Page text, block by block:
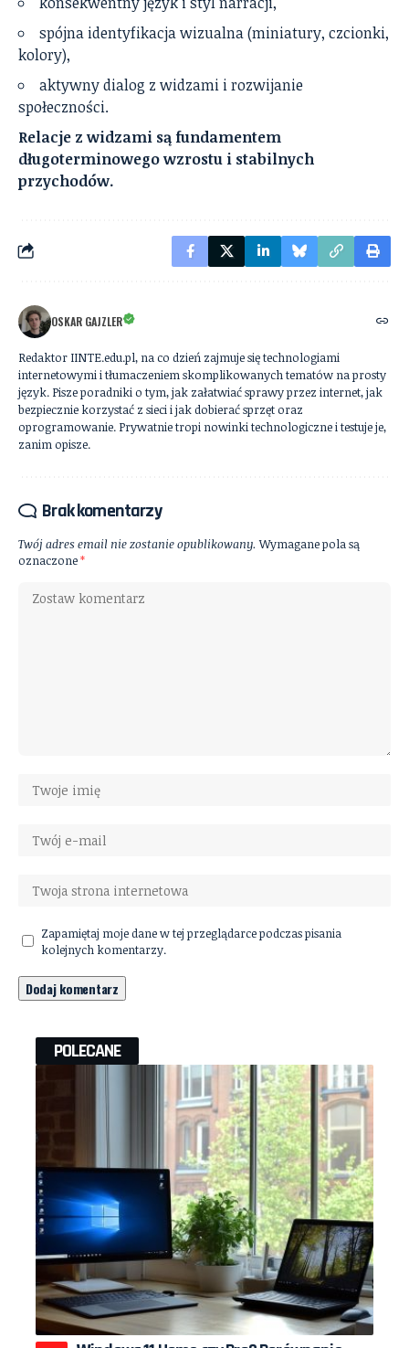
spójna identyfikacja wizualna (miniatury, czcionki,
kolory),
aktywny dialog z widzami i rozwijanie
społeczności.
Relacje z widzami są fundamentem
długoterminowego wzrostu i stabilnych
przychodów.
OSKAR GAJZLER
Redaktor IINTE.edu.pl, na co dzień zajmuje się technologiami
internetowymi i tłumaczeniem skomplikowanych tematów na prosty
język. Pisze poradniki o tym, jak załatwiać sprawy przez internet, jak
bezpiecznie korzystać z sieci i jak dobierać sprzęt oraz
oprogramowanie. Prywatnie tropi nowinki technologiczne i testuje je,
zanim opisze.
Brak komentarzy
Twój adres email nie zostanie opublikowany. Wymagane pola są
oznaczone*
Zapamiętaj moje dane w tej przeglądarce podczas pisania
kolejnych komentarzy.
POLECANE